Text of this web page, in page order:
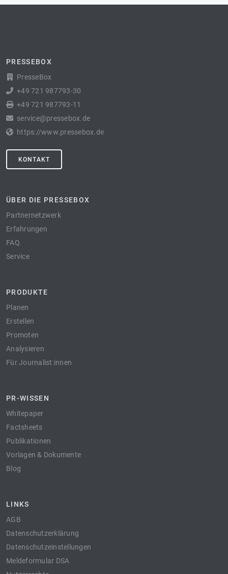
PRESSEBOX
PresseBox
+49 721 987793-30
+49 721 987793-11
service@pressebox.de
https://www.pressebox.de
KONTAKT
ÜBER DIE PRESSEBOX
Partnernetzwerk
Erfahrungen
FAQ
Service
PRODUKTE
Planen
Erstellen
Promoten
Analysieren
Für Journalist:innen
PR-WISSEN
Whitepaper
Factsheets
Publikationen
Vorlagen & Dokumente
Blog
LINKS
AGB
Datenschutzerklärung
Datenschutzeinstellungen
Meldeformular DSA